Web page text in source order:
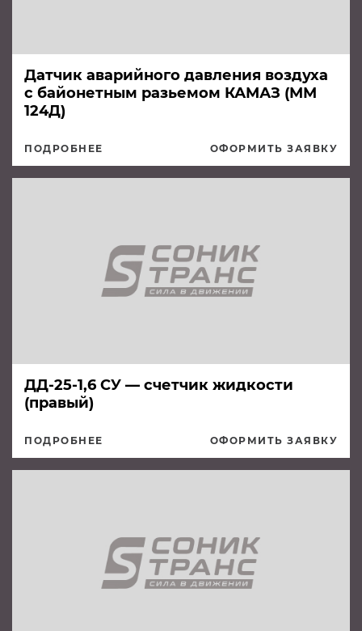
Датчик аварийного давления воздуха
с байонетным разьемом КАМАЗ (ММ
124Д)
ПОДРОБНЕЕ ОФОРМИТЬ ЗАЯВКУ
ДД-25-1,6 СУ — счетчик жидкости
(правый)
ПОДРОБНЕЕ ОФОРМИТЬ ЗАЯВКУ